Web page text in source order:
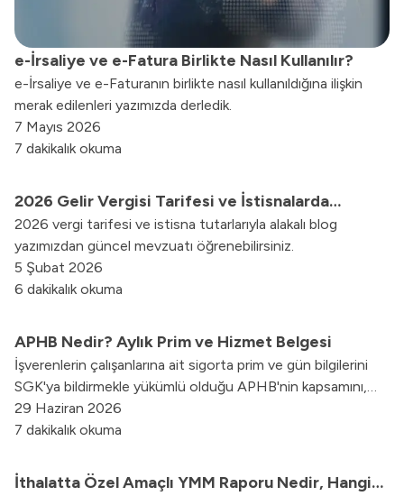
e-İrsaliye ve e-Fatura Birlikte Nasıl Kullanılır?
e-İrsaliye ve e-Faturanın birlikte nasıl kullanıldığına ilişkin
merak edilenleri yazımızda derledik.
7 Mayıs 2026
7 dakikalık okuma
2026 Gelir Vergisi Tarifesi ve İstisnalarda
İşletmeleri Neler Bekliyor?
2026 vergi tarifesi ve istisna tutarlarıyla alakalı blog
yazımızdan güncel mevzuatı öğrenebilirsiniz.
5 Şubat 2026
6 dakikalık okuma
APHB Nedir? Aylık Prim ve Hizmet Belgesi
İşverenlerin çalışanlarına ait sigorta prim ve gün bilgilerini
SGK'ya bildirmekle yükümlü olduğu APHB'nin kapsamını,
4A sigorta statüsündeki yerini, güncel cezaları ve
MUHSGK geçiş sürecini tüm detaylarıyla inceleyin.
29 Haziran 2026
7 dakikalık okuma
İthalatta Özel Amaçlı YMM Raporu Nedir, Hangi